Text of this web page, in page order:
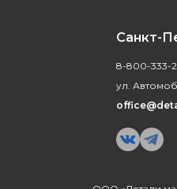
Санкт-
8-800-333-
ул.